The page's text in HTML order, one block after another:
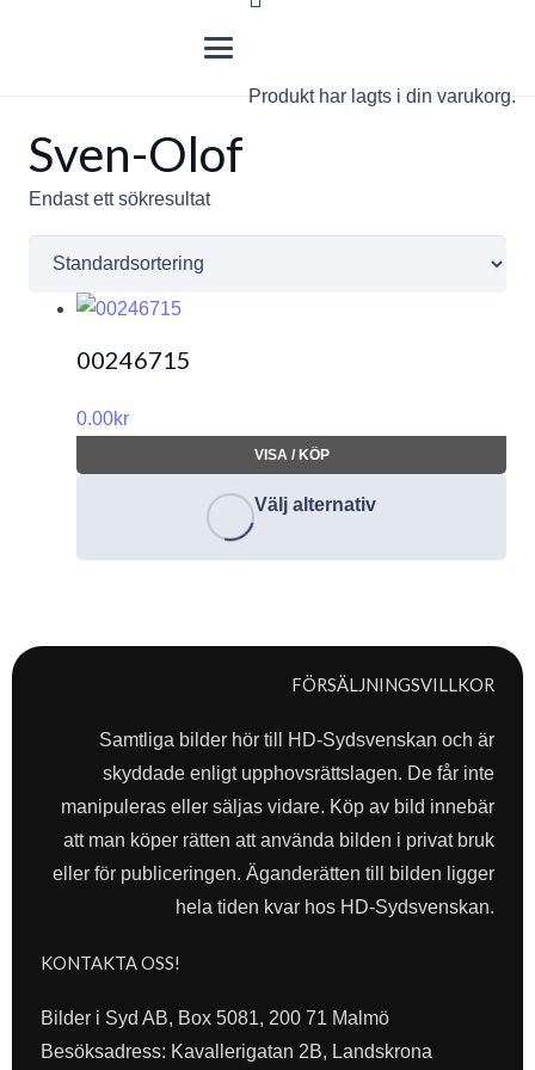
Produkthar lagts i din varukorg.
Sven-Olof
Endast ett sökresultat
00246715
0.00kr
VISA / KÖP
Välj alternativ
FÖRSÄLJNINGSVILLKOR
Samtliga bilder hör till HD-Sydsvenskan och är
skyddade enligt upphovsrättslagen. De får inte
manipuleras eller säljas vidare. Köp av bild innebär
att man köper rätten att använda bilden i privat bruk
eller för publiceringen. Äganderätten till bilden ligger
hela tiden kvar hos HD-Sydsvenskan.
KONTAKTA OSS!
Bilder i Syd AB, Box 5081, 200 71 Malmö
Besöksadress: Kavallerigatan 2B, Landskrona